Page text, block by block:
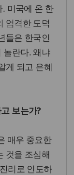
미국에 온 한
엄격한 도덕
들은 한국인
놀란다. 왜냐
게 되고 은혜
보는가?
매우 중요한
것을 조심해
리로 인도하